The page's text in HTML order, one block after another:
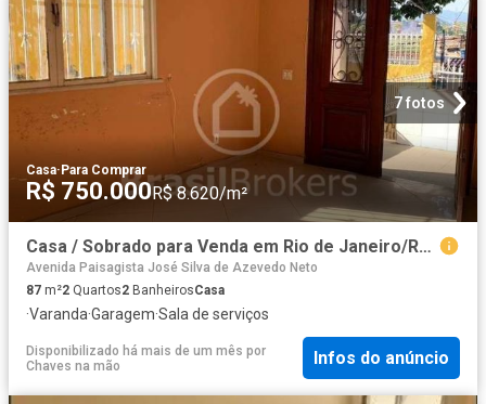
7 fotos
Casa· Para Comprar
R$ 750.000R$ 8.620/m²
Casa / Sobrado para Venda em Rio de Janeiro/RJ Curicica 2 Quartos
Avenida Paisagista José Silva de Azevedo Neto
87 m²2 Quartos2 BanheirosCasa
·Varanda·Garagem·Sala de serviços
Disponibilizado há mais de um mês por
Chaves na mão
Infos do anúncio